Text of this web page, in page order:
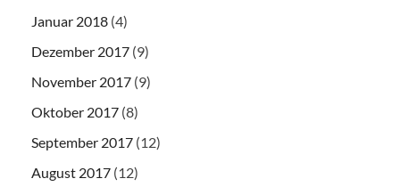
Januar 2018 (4)
Dezember 2017 (9)
November 2017 (9)
Oktober 2017 (8)
September 2017 (12)
August 2017 (12)